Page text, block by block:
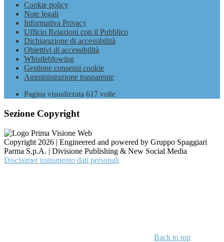
Cookie policy
Note legali
Informativa Privacy
Ufficio Relazioni con il Pubblico
Dichiarazione di accessibilità
Obiettivi di accessibilità
Whistleblowing
Gestione consensi cookie
Amministrazione trasparente
Pagina visualizzata 617 volte
Sezione Copyright
Copyright 2026 | Engineered and powered by Gruppo Spaggiari
Parma S.p.A. | Divisione Publishing & New Social Media
Disclaimer trattamento dati personali
Back to top